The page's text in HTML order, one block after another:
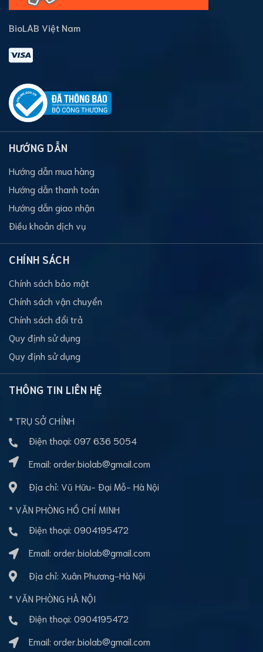
BioLAB Việt Nam
HƯỚNG DẪN
Hướng dẫn mua hàng
Hướng dẫn thanh toán
Hướng dẫn giao nhận
Điều khoản dịch vụ
CHÍNH SÁCH
Chính sách bảo mật
Chính sách vận chuyển
Chính sách đổi trả
Quy định sử dụng
Quy định sử dụng
THÔNG TIN LIÊN HỆ
* TRỤ SỞ CHÍNH
Điện thoại: 097 636 5054
Email: order.biolab@gmail.com
Địa chỉ: Vũ Hữu- Đại Mỗ- Hà Nội
* VĂN PHÒNG HỒ CHÍ MINH
Điện thoại: 0904195472
Email: order.biolab@gmail.com
Địa chỉ: Xuân Phương-Hà Nội
* VĂN PHÒNG HÀ NỘI
Điện thoại: 0904195472
Email: order.biolab@gmail.com